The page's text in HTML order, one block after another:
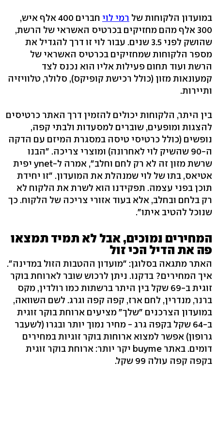
במועדון הלקוחות של רמי לוי
חברים 400 אלף איש,
300 אלף מהם מחזיקים בכרטיס האשראי של הרשת,
שהושק לפני 3.5 שנים. עבור לוי זו דרך להגדיל את
מספר הלקוחות שמחזיקים בכרטיס האשראי של
הרשת ועוד תחום פעילות אליו הוא נכנס לצד
קמעונאות מזון (כולל רכישת קופיקס), סלולר, טלוויזיה
ותיירות.
בין היתר, הלקוחות יכולים להזמין דרך האתר כרטיסים
להצגות ומופעים, שוברים למסעדות ולבתי קפה,
נופשים (כולל כרטיסי טיסה במסגרת המיזם עם הדקה
ה-90 שהשיק לוי לאחרונה) ומוצרי צריכה. "הבנו
שרשת מזון זה לא רק לחם וחלב", אמרה ל-ynet יפית
אטיאס, בתו של לוי שמנהלת את המועדון. "זו יחידת
תוכן בפני עצמה. תפקידנו הוא לשרת את הלקוח לא
רק בלחם ובחלב, אלא בעוד אזורי צריכה של הלקוח. כך
שנוכל להטיב איתו".
המחירים נמוכים, אבל לא תמיד תמצאו
פה את הדיל הכי זול
האתר מתגאה בסלוגן: "מועדון ההטבות הזול במדינה".
איך המחירים? בדקנו. ניתן לרכוש שובר לארוחת בוקר
זוגית ב-69 שקל בין היתר ברשתות כמו רולדין, מקס
ברנר, מנדרין, לחם ארז, קפה קפה וגרג. לשם השוואה,
במועדון הצרכנים "שלך" מציעים ארוחת בוקר זוגית
ב-64 שקל בקפה גרג - מחיר נמוך יותר ובגרו (לשעבר
גרופון) אפשר למצוא ארוחות בוקר זוגיות במחירים
דומים. באתר buyme יקר יותר: ארוחת בוקר זוגית
בקפה קפה עולה 99 שקל.